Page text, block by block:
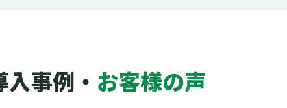
入事例・ お客様の声